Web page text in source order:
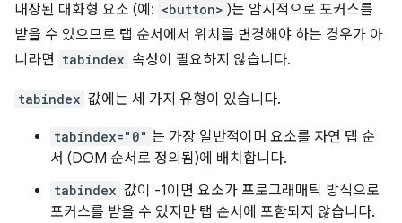
내장된 대화형 요소 (예: <button> )는 암시적으로 포커스를
받을 수 있으므로 탭 순서에서 위치를 변경해야 하는 경우가 아
니라면 tabindex 속성이 필요하지 않습니다.
tabindex 값에는 세 가지 유형이 있습니다.
tabindex="0" 는 가장 일반적이며 요소를 자연 탭 순
서 (DOM 순서로 정의됨)에 배치합니다.
tabindex 값이 -1이면 요소가 프로그래매틱 방식으로
포커스를 받을 수 있지만 탭 순서에 포함되지 않습니다.